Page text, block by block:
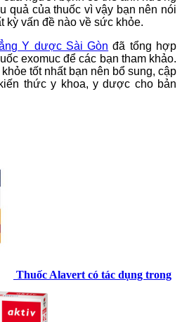
quả của thuốc vì vậy bạn nên nói
kỳ vấn đề nào về sức khỏe.
Y dược Sài Gòn đã tổng hợp
exomuc để các bạn tham khảo.
tốt nhất bạn nên bổ sung, cập
thức y khoa, y dược cho bản
Thuốc Alavert có tác dụng trong